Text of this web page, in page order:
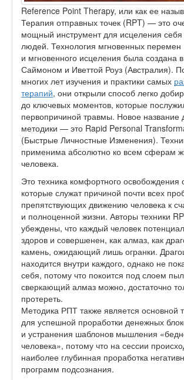
Reference Point Therapy, или как ее
Терапия отправных точек (RPT) — это
мощный инструмент для исцеления себя
людей. Технология мгновенных перемен
и мгновенного исцеления была создана
Саймоном и Иветтой Роуз (Австралия).
многих лет изучения и практики самых
терапий, они открыли способ легко
до ключевых моментов, которые
первопричиной травмы. Новое название
методики — это Rapid Personal
(Быстрые Личностные Изменения).
применима абсолютно ко всем сферам
человека.
Это техника комфортного освобождения
которые служат причиной почти всех
препятствующих движению человека к
и полноценной жизни. Авторы техники
убеждены, что каждый человек
здоров и совершенен, как алмаз, как
камень, ожидающий лишь огранки.
находится внутри каждого, однако не
себя, потому что покоится под слоем
сверкающий алмаз можно, достаточно
протереть.
Методика РПТ также является основной
для успешной проработки денежных
и устранения шаблонов мышления
человека», потому что на сессии
наиболее глубинная проработка
программ подсознания.